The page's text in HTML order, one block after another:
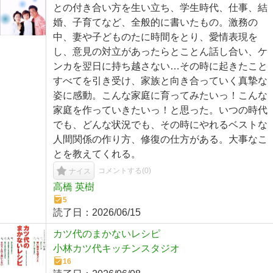
との付き合い方を生い立ち、学生時代、仕事、結
婚、子育てなど、全般的に書いたもの。激務の
中、妻や子どものたに時間をとり、愛情表現を
し、意見の対立があったらとことん話し合い、ケ
ンカを翌日に持ち越さない…その時に起きたこと
すべてを引き受け、家族と向き合っていく真摯な
姿に感動。こんな家庭に育ってみたいっ！こんな
家庭を作っていきたいっ！と思った。いつの時代
でも、どんな状況でも、その時にやれるベストな
人間関係の作り方、修復の仕方がある。大事なこ
とを教えてくれる。
ナイス コメントする(0)
高橋 英樹
5
読了日： 2026/06/15
カツ代のまかないレシピ
小林カツ代キッチンスタジオ
16